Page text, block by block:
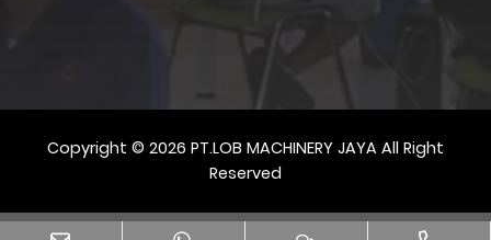
Copyright © 2026 PT.LOB MACHINERY JAYA All Right
Reserved